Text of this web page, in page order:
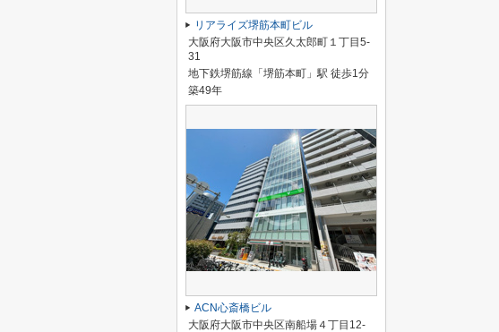
リアライズ堺筋本町ビル
大阪府大阪市中央区久太郎町１丁目5-
31
地下鉄堺筋線「堺筋本町」駅 徒歩1分
築49年
ACN心斎橋ビル
大阪府大阪市中央区南船場４丁目12-